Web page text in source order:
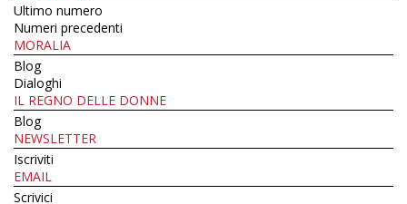
Ultimo numero
Numeri precedenti
MORALIA
Blog
Dialoghi
IL REGNO DELLE DONNE
Blog
NEWSLETTER
Iscriviti
EMAIL
Scrivici